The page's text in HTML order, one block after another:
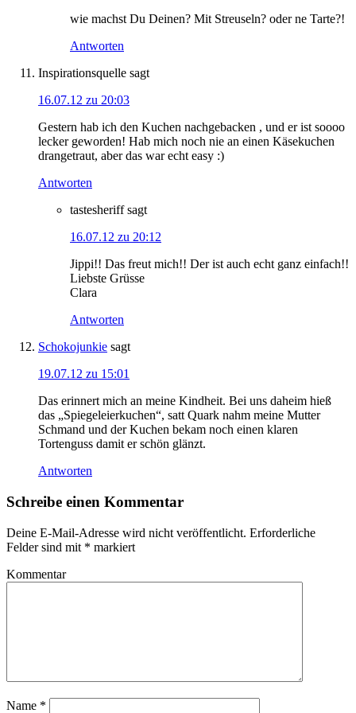
wie machst Du Deinen? Mit Streuseln? oder ne Tarte?!
Antworten
Inspirationsquelle sagt
16.07.12 zu 20:03
Gestern hab ich den Kuchen nachgebacken , und er ist soooo
lecker geworden! Hab mich noch nie an einen Käsekuchen
drangetraut, aber das war echt easy :)
Antworten
tastesheriff sagt
16.07.12 zu 20:12
Jippi!! Das freut mich!! Der ist auch echt ganz einfach!!
Liebste Grüsse
Clara
Antworten
Schokojunkie sagt
19.07.12 zu 15:01
Das erinnert mich an meine Kindheit. Bei uns daheim hieß
das „Spiegeleierkuchen“, satt Quark nahm meine Mutter
Schmand und der Kuchen bekam noch einen klaren
Tortenguss damit er schön glänzt.
Antworten
Schreibe einen Kommentar
Deine E-Mail-Adresse wird nicht veröffentlicht. Erforderliche
Felder sind mit * markiert
Kommentar
Name *